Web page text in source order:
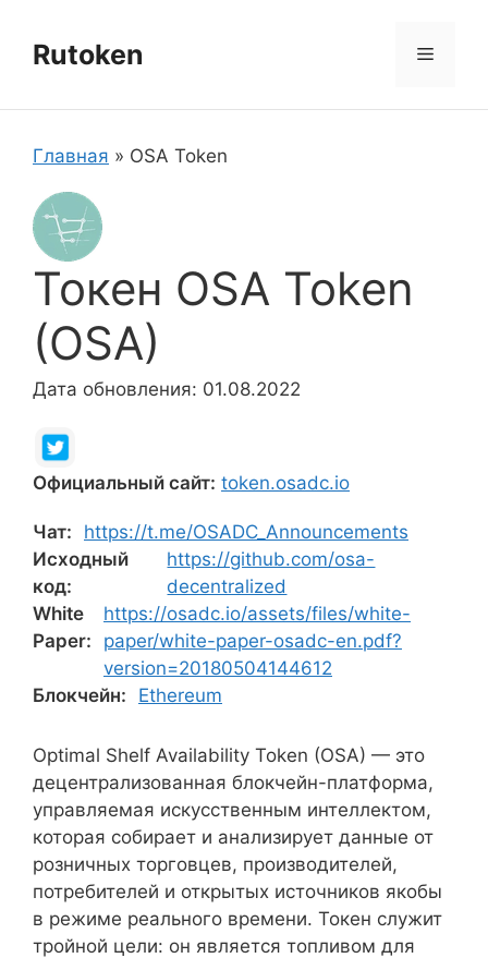
содержимому
Rutoken Меню
Главная » OSA Token
Токен OSA Token
(OSA)
Дата обновления: 01.08.2022
Официальный сайт: token.osadc.io
Чат:
https://t.me/OSADC_Announcements
Исходный
код:
https://github.com/osa-
decentralized
White
Paper:
https://osadc.io/assets/files/white-
paper/white-paper-osadc-en.pdf?
version=20180504144612
Блокчейн:
Ethereum
Optimal Shelf Availability Token (OSA) — это
децентрализованная блокчейн-платформа,
управляемая искусственным интеллектом,
которая собирает и анализирует данные от
розничных торговцев, производителей,
потребителей и открытых источников якобы
в режиме реального времени. Токен служит
тройной цели: он является топливом для